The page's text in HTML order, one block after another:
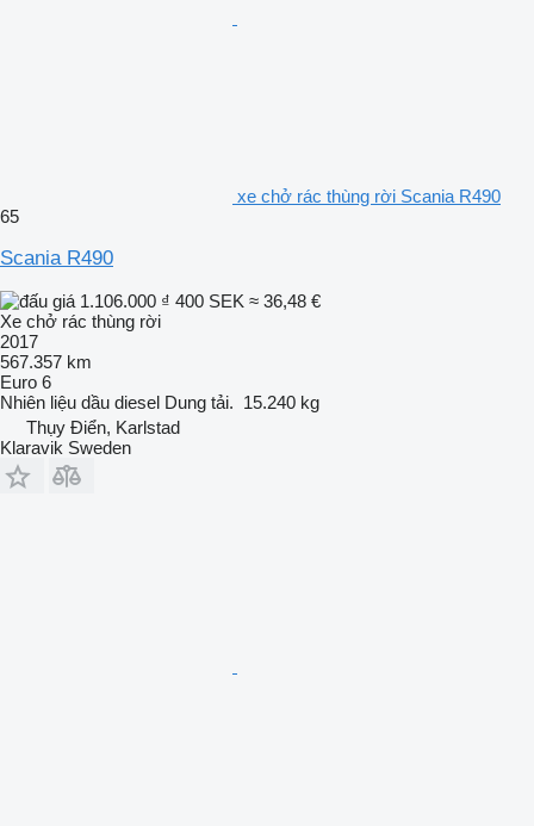
xe chở rác thùng rời Scania R490
65
Scania R490
1.106.000 ₫ 400 SEK ≈ 36,48 €
Xe chở rác thùng rời
2017
567.357 km
Euro 6
Nhiên liệu dầu diesel Dung tải. 15.240 kg
Thụy Điển, Karlstad
Klaravik Sweden